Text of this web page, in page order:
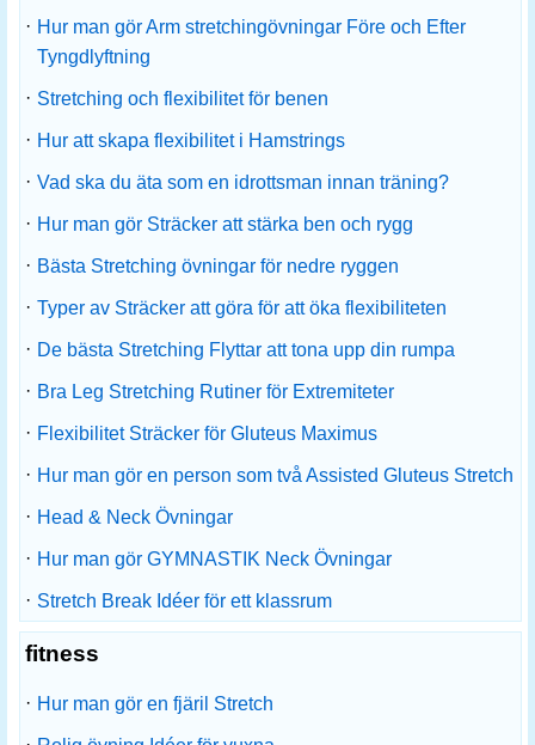
· Hur man gör Arm stretchingövningar Före och Efter
Tyngdlyftning
· Stretching och flexibilitet för benen
· Hur att skapa flexibilitet i Hamstrings
· Vad ska du äta som en idrottsman innan träning?
· Hur man gör Sträcker att stärka ben och rygg
· Bästa Stretching övningar för nedre ryggen
· Typer av Sträcker att göra för att öka flexibiliteten
· De bästa Stretching Flyttar att tona upp din rumpa
· Bra Leg Stretching Rutiner för Extremiteter
· Flexibilitet Sträcker för Gluteus Maximus
· Hur man gör en person som två Assisted Gluteus Stretch
· Head & Neck Övningar
· Hur man gör GYMNASTIK Neck Övningar
· Stretch Break Idéer för ett klassrum
fitness
· Hur man gör en fjäril Stretch